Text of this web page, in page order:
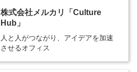
株式会社メルカリ「Culture
Hub」
人と人がつながり、アイデアを加速
させるオフィス